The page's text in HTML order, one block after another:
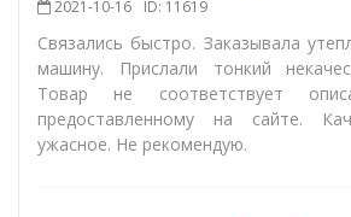
2021-10-16 ID: 11619
Связались быстро. Заказывала
машину. Прислали тонкий
Товар не соответствует
предоставленному на сайте.
ужасное. Не рекомендую.